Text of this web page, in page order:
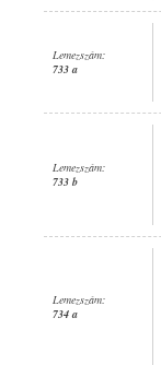
Lemezszám:
733 a
Lemezszám:
733 b
Lemezszám:
734 a